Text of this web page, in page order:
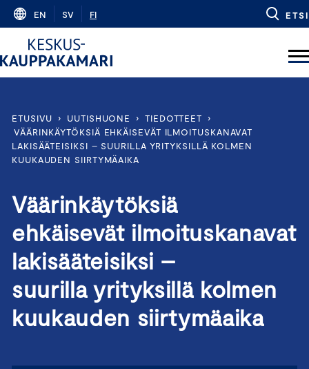
Skip
content
EN SV FI ETSI
ETUSIVU › UUTISHUONE › TIEDOTTEET
›
VÄÄRINKÄYTÖKSIÄ EHKÄISEVÄT ILMOITUSKANAVAT
LAKISÄÄTEISIKSI – SUURILLA YRITYKSILLÄ KOLMEN
KUUKAUDEN SIIRTYMÄAIKA
Väärinkäytöksiä
ehkäisevät ilmoituskanavat
lakisääteisiksi –
suurilla yrityksillä kolmen
kuukauden siirtymäaika